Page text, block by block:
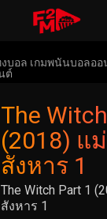
The
(2018) แ
สังหาร 1
The Witch Part 1
สังหาร 1